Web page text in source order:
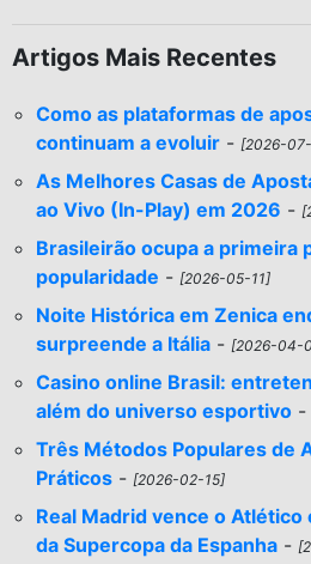
Artigos Mais Recentes
Como as plataformas de
continuam a evoluir - [2026-
As Melhores Casas de
ao Vivo (In-Play) em 2026 -
Brasileirão ocupa a primeira
popularidade - [2026-05-11]
Noite Histórica em Zenica
surpreende a Itália - [2026-04-
Casino online Brasil:
além do universo esportivo -
Três Métodos Populares de
Práticos - [2026-02-15]
Real Madrid vence o Atlético
da Supercopa da Espanha -